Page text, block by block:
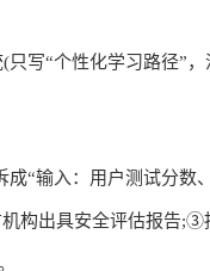
写“个性化学习路径”，
“输入：用户测试分数
构出具安全评估报告;③